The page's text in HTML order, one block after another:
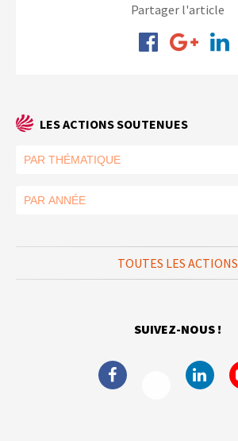
Partager l'article
LES ACTIONS SOUTENUES
TOUTES LES ACTIONS
SUIVEZ-NOUS !